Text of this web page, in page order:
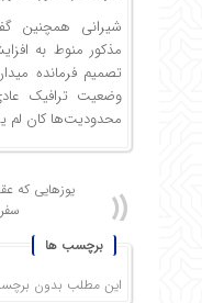
شیرانی همچنین
مذکور منوط به
تصمیم فرمانده
وضعیت ترافیک
محدودیت‌ها کان لم
یوزهایی که
برچسب ها
این مطلب بدون